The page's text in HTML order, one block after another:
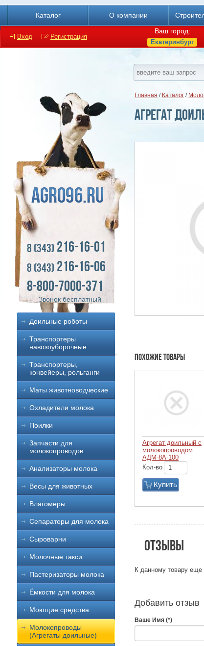
Каталог О компании
Вход Регистрация
Ваш город:
Екатеринбург
8 (343) 216-16-01
8 (343) 216-16-06
8-800-7000-371
Звонок бесплатный
Доильные роботы
Транспортеры
навозоуборочные
Транспортеры,
конвейеры, рольганги
Маты животноводческие
Охладители молока
Поилки
Запчасти для
молокопроводов
Анализаторы молока
Весы для животных
Влагомеры
Сепараторы для молока
Сыроварни
Молочные такси
Пастеризаторы молока
Ёмкости для молока
Моющие средства
Молокопроводы
(Агрегаты доильные)
Главная / Каталог /
Агрегат
Похожие товары
Агрегат доильный с
молокопроводом
АДМ-8А-100
Кол-во
Купить
Отзывы
К данному товару еще
Добавить отзыв
Ваше Имя (*)